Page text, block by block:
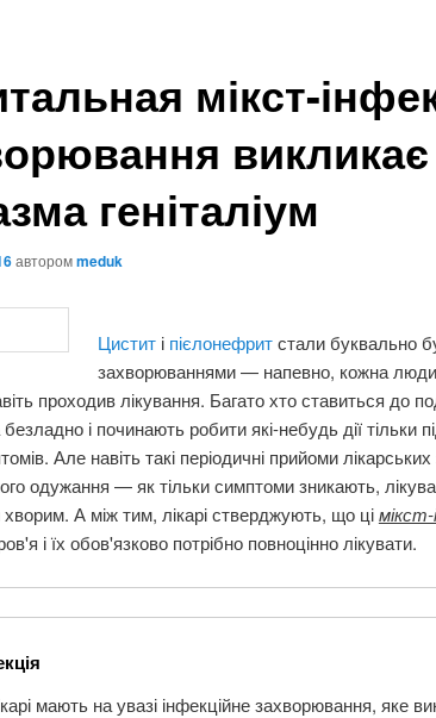
мікст-
викликає
геніталіум
авторомmeduk
Цистит і пієлонефритстали буквально
захворюваннями — напевно, кожна
проходив лікування. Багато хто ставиться до
і починають робити які-небудь дії тільки
Але навіть такі періодичні прийоми
одужання — як тільки симптоми зникають,
А між тим, лікарі стверджують, що цімікст-
і їх обов'язково потрібно повноцінно лікувати.
мають на увазі інфекційне захворювання, яке